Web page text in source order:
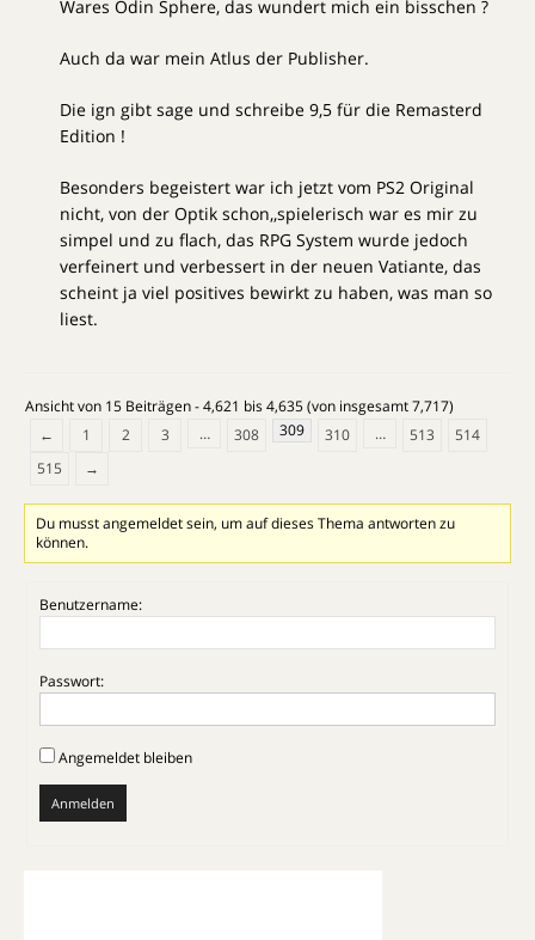
Wares Odin Sphere, das wundert mich ein bisschen ?
Auch da war mein Atlus der Publisher.
Die ign gibt sage und schreibe 9,5 für die Remasterd
Edition !
Besonders begeistert war ich jetzt vom PS2 Original
nicht, von der Optik schon,,spielerisch war es mir zu
simpel und zu flach, das RPG System wurde jedoch
verfeinert und verbessert in der neuen Vatiante, das
scheint ja viel positives bewirkt zu haben, was man so
liest.
Ansicht von 15 Beiträgen - 4,621 bis 4,635 (von insgesamt 7,717)
←
1 2 3 … 308 309 310 … 513
514
515
→
Du musst angemeldet sein, um auf dieses Thema antworten zu
können.
Benutzername:
Passwort:
Angemeldet bleiben
Anmelden